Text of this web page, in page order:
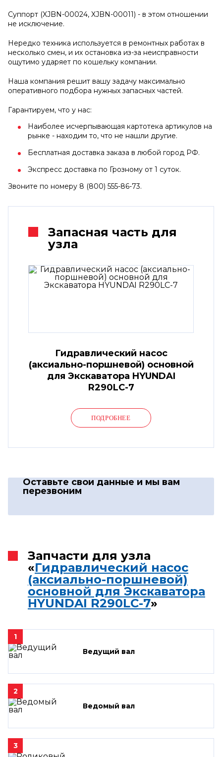
Суппорт (XJBN-00024, XJBN-00011) - в этом отношении
не исключение.
Нередко техника используется в ремонтных работах в
несколько смен, и их остановка из-за неисправности
ощутимо ударяет по кошельку компании.
Наша компания решит вашу задачу максимально
оперативного подбора нужных запасных частей.
Гарантируем, что у нас:
Наиболее исчерпывающая картотека артикулов на
рынке - находим то, что не нашли другие.
Бесплатная доставка заказа в любой город РФ.
Экспресс доставка по Грозному от 1 суток.
Звоните по номеру 8 (800) 555-86-73.
Запасная часть для
узла
Гидравлический насос
(аксиально-поршневой) основной
для Экскаватора HYUNDAI
R290LC-7
ПОДРОБНЕЕ
Оставьте свои данные и мы вам
перезвоним
Запчасти для узла
«Гидравлический насос
(аксиально-поршневой)
основной для Экскаватора
HYUNDAI R290LC-7»
1
Ведущий вал
2
Ведомый вал
3